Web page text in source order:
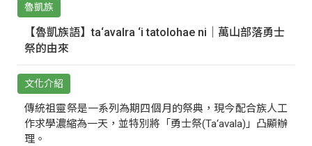
魯凱族
【魯凱族語】ta‘avalra ‘i tatolohae ni｜萬山部落勇士
祭的由來
文化介紹
傳統祖靈祭是一系列為期四個月的祭典，現今配合族人工
作求學濃縮為一天，並特別將「勇士祭(Ta‘avala)」凸顯辦
理。